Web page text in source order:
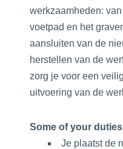
werkzaamheden:
voetpad en het
aansluiten van de
herstellen van de
zorg je voor een
uitvoering van de
Some of your
Je plaatst de